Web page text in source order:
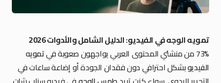
تمويه الوجه في الفيديو: الدليل الشامل والأدوات 2026
73% من منشئي المحتوى العربي يواجهون صعوبة في
تمويه
الفيديوبشكل احترافي دون فقدان الجودة أو إضاعة ساعات في